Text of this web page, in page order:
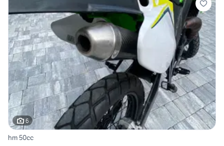
6
hm 50cc